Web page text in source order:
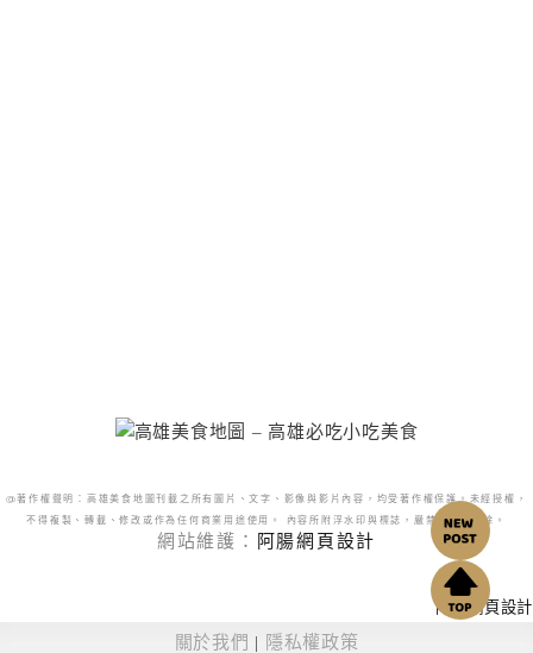
@著作權聲明：高雄美食地圖刊載之所有圖片、文字、影像與影片內容，均受著作權保護。未經授權，
不得複製、轉載、修改或作為任何商業用途使用。 內容所附浮水印與標誌，嚴禁更改或移除。
網站維護： 阿腸網頁設計
阿腸網頁設計
關於我們 | 隱私權政策